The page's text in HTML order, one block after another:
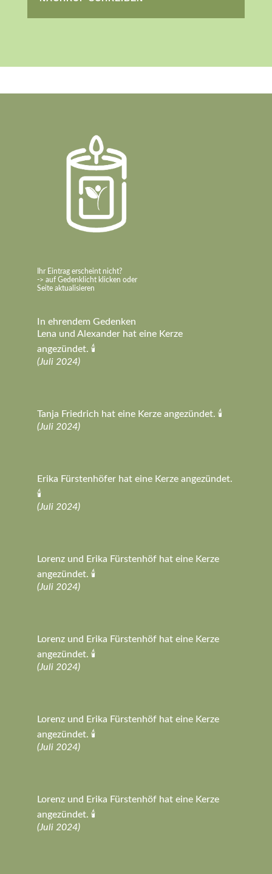
Ihr Eintrag erscheint nicht?
-> auf Gedenklicht klicken oder
Seite aktualisieren
In ehrendem Gedenken
Lena und Alexander hat eine Kerze
angezündet. 🕯️
(Juli 2024)
Tanja Friedrich hat eine Kerze angezündet. 🕯️
(Juli 2024)
Erika Fürstenhöfer hat eine Kerze angezündet.
🕯️
(Juli 2024)
Lorenz und Erika Fürstenhöf hat eine Kerze
angezündet. 🕯️
(Juli 2024)
Lorenz und Erika Fürstenhöf hat eine Kerze
angezündet. 🕯️
(Juli 2024)
Lorenz und Erika Fürstenhöf hat eine Kerze
angezündet. 🕯️
(Juli 2024)
Lorenz und Erika Fürstenhöf hat eine Kerze
angezündet. 🕯️
(Juli 2024)